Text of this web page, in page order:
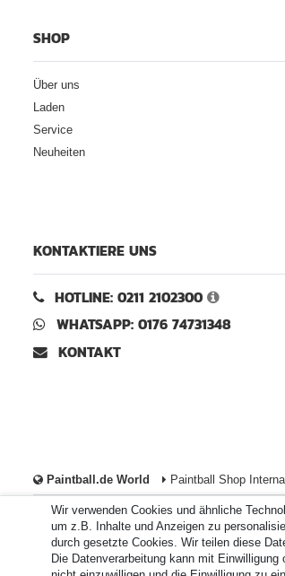
SHOP
Über uns
Laden
Service
Neuheiten
KONTAKTIERE UNS
HOTLINE: 0211 2102300
WHATSAPP: 0176 74731348
KONTAKT
Paintball.de World Paintball Shop
Durchschnittliche Bewertung von paintball.de
Wir verwenden Cookies und ähnliche
um z.B. Inhalte und Anzeigen zu
durch gesetzte Cookies. Wir teilen diese
Die Datenverarbeitung kann mit